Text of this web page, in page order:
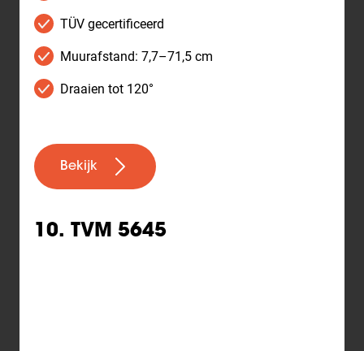
TÜV gecertificeerd
Muurafstand: 7,7–71,5 cm
Draaien tot 120°
Bekijk
10. TVM 5645